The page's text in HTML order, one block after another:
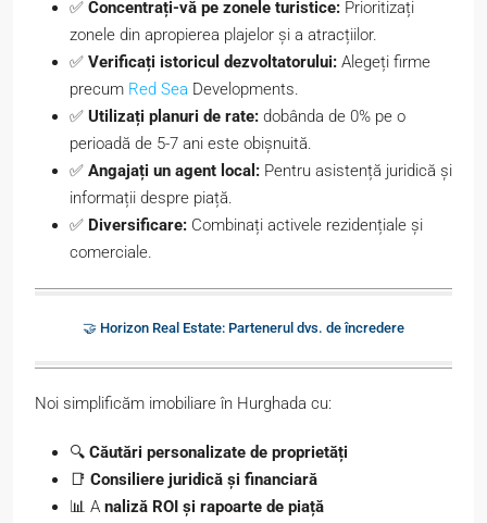
✅ Concentrați-vă pe zonele turistice: Prioritizați
zonele din apropierea plajelor și a atracțiilor.
✅ Verificați istoricul dezvoltatorului: Alegeți firme
precum Red Sea Developments.
✅ Utilizați planuri de rate: dobânda de 0% pe o
perioadă de 5-7 ani este obișnuită.
✅ Angajați un agent local: Pentru asistență juridică și
informații despre piață.
✅ Diversificare: Combinați activele rezidențiale și
comerciale.
🤝 Horizon Real Estate: Partenerul dvs. de încredere
Noi simplificăm imobiliare în Hurghada cu:
🔍 Căutări personalizate de proprietăți
📑 Consiliere juridică și financiară
📊 A naliză ROI și rapoarte de piață